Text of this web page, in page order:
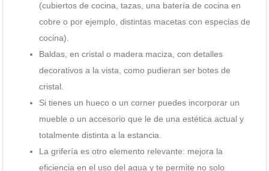
(cubiertos de cocina, tazas, una batería de cocina en
cobre o por ejemplo, distintas macetas con especias de
cocina).
Baldas, en cristal o madera maciza, con detalles
decorativos a la vista, como pudieran ser botes de
cristal.
Si tienes un hueco o un corner puedes incorporar un
mueble o un accesorio que le de una estética actual y
totalmente distinta a la estancia.
La grifería es otro elemento relevante: mejora la
eficiencia en el uso del agua y te permite no solo